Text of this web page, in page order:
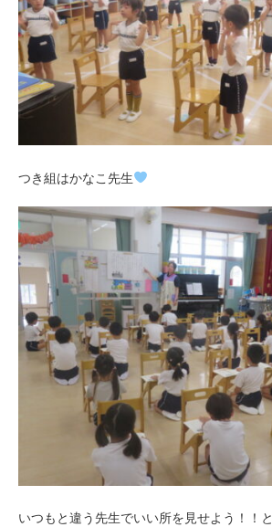
つき組はかなこ先生
いつもと違う先生でいい所を見せよう！！と